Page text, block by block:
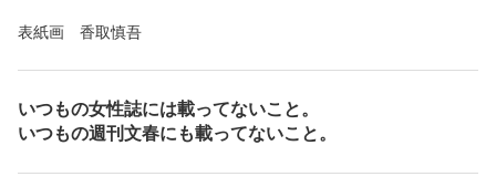
表紙画 香取慎吾
いつもの女性誌には載ってないこと。
いつもの週刊文春にも載ってないこと。